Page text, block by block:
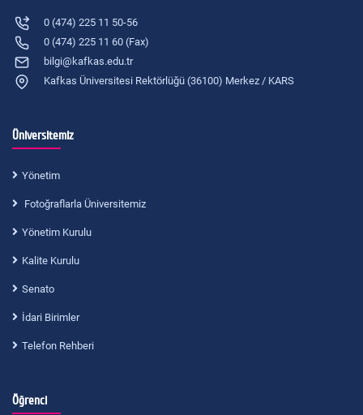
0 (474) 225 11 50-56
0 (474) 225 11 60 (Fax)
bilgi@kafkas.edu.tr
Kafkas Üniversitesi Rektörlüğü (36100) Merkez / KARS
Üniversitemiz
Yönetim
Fotoğraflarla Üniversitemiz
Yönetim Kurulu
Kalite Kurulu
Senato
İdari Birimler
Telefon Rehberi
Öğrenci